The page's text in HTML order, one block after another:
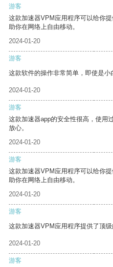
游客
这款加速器VPM应用程序可以给你
助你在网络上自由移动。
2024-01-20
游客
这款软件的操作非常简单，即使是小
2024-01-20
游客
这款加速器app的安全性很高，使用
放心。
2024-01-20
游客
这款加速器VPM应用程序可以给你
助你在网络上自由移动。
2024-01-20
游客
这款加速器VPM应用程序提供了顶级
2024-01-20
游客